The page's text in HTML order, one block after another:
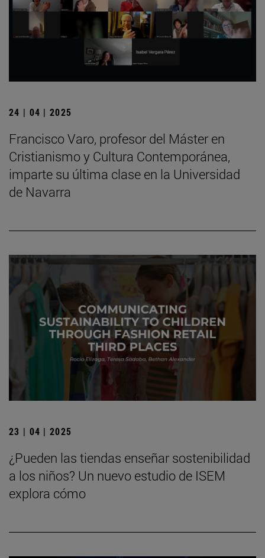
24 | 04 | 2025
Francisco Varo, profesor del Máster en
Cristianismo y Cultura Contemporánea,
imparte su última clase en la Universidad
de Navarra
23 | 04 | 2025
¿Pueden las tiendas enseñar sostenibilidad
a los niños? Un nuevo estudio de ISEM
explora cómo